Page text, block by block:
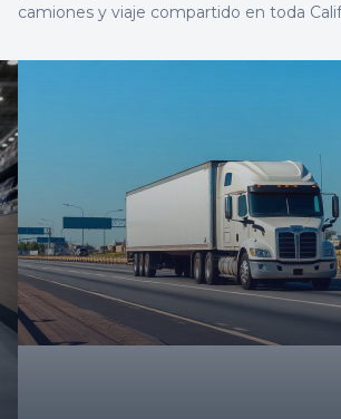
camiones y viaje compartido en toda